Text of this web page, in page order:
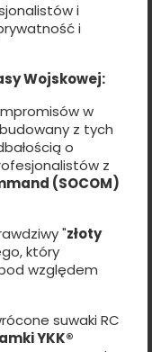
i
i
Wojskowej:
w
z tych
o
z
(SOCOM)
"złoty
który
względem
suwaki RC
YKK®